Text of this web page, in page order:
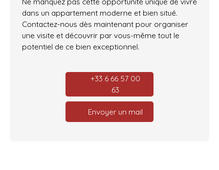
dans un appartement moderne et bien situé.
Contactez-nous dès maintenant pour organiser
une visite et découvrir par vous-même tout le
potentiel de ce bien exceptionnel.
+33 6 66 57 00
63
Envoyer un mail